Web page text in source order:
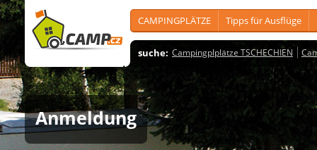
CAMPINGPLÄTZE Tipps für Ausflüge
suche: Campingplplätze TSCHECHIEN
Anmeldung